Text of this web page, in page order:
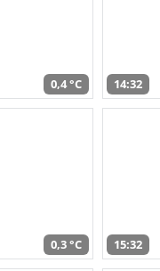
0,4 °C 14:32
0,3 °C 15:32